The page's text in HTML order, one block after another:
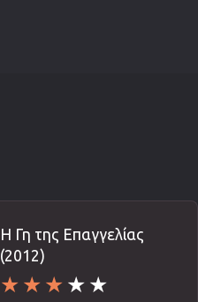
Η Γη της Επαγγελίας
(2012)